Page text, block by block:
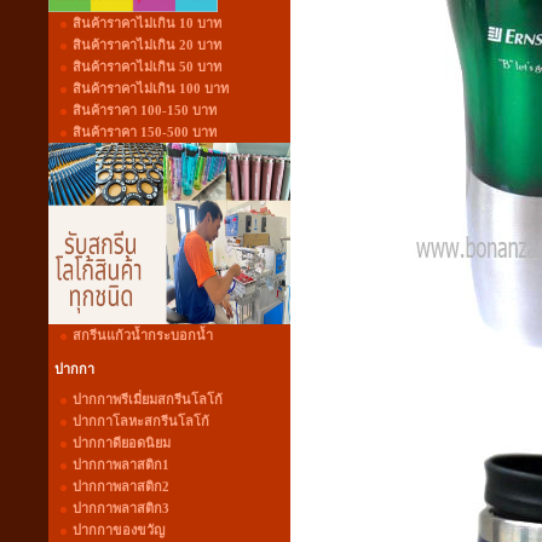
สินค้าราคาไม่เกิน 10 บาท
สินค้าราคาไม่เกิน 20 บาท
สินค้าราคาไม่เกิน 50 บาท
สินค้าราคาไม่เกิน 100 บาท
สินค้าราคา 100-150 บาท
สินค้าราคา 150-500 บาท
สกรีนแก้วน้ำกระบอกน้ำ
ปากกา
ปากกาพรีเมี่ยมสกรีนโลโก้
ปากกาโลหะสกรีนโลโก้
ปากกาดียอดนิยม
ปากกาพลาสติก1
ปากกาพลาสติก2
ปากกาพลาสติก3
ปากกาของขวัญ